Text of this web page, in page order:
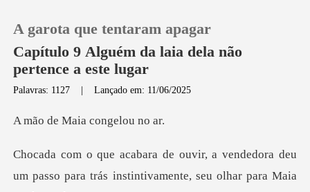
Histórico
A garota que tentaram apagar
Capítulo 9 Alguém da laia dela não
pertence a este lugar
Palavras: 1127 |Lançado em: 11/06/2025
aia congel
ndedora deu
um passo para trás instintiv